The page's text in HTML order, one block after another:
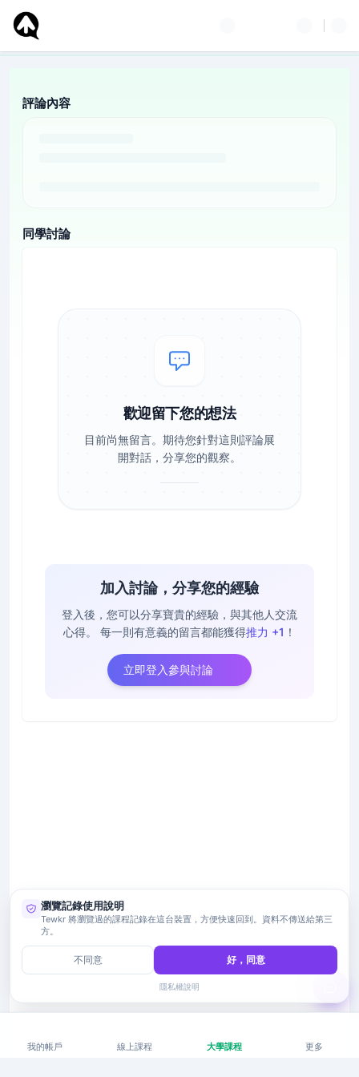
評論內容
同學討論
歡迎留下您的想法
目前尚無留言。期待您針對這則評論展
開對話，分享您的觀察。
加入討論，分享您的經驗
登入後，您可以分享寶貴的經驗，與其他人交流
心得。
每一則有意義的留言都能獲得推力 +1 ！
立即登入參與討論
我的帳戶 線上課程 大學課程 更多
瀏覽記錄使用說明
Tewkr 將瀏覽過的課程記錄在這台裝置，方便快速回到。資料不傳送給第三
方。
不同意 好，同意
隱私權說明